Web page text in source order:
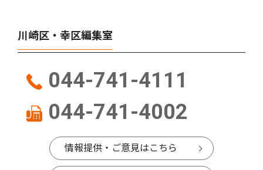
川崎区・幸区編集室
044-741-4111
044-741-4002
情報提供・ご意見はこちら